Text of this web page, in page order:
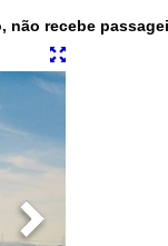
recebe
Next